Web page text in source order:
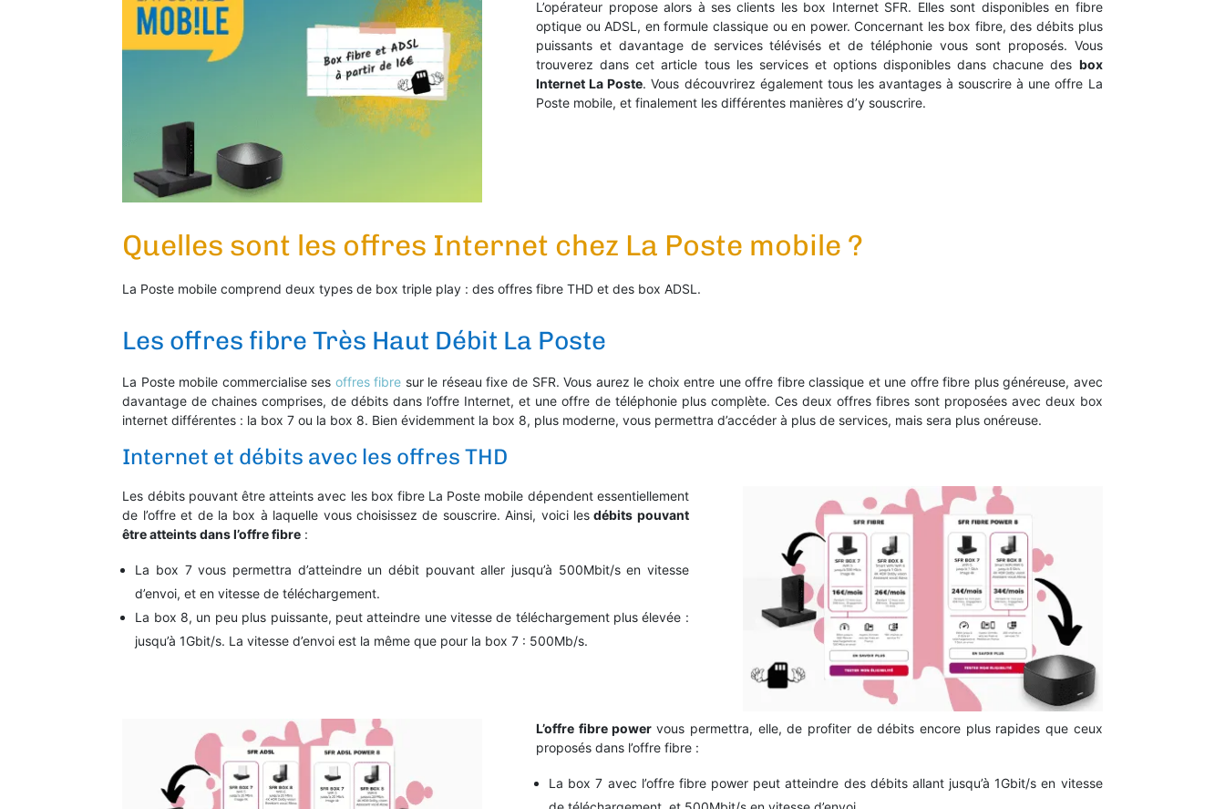
L’opérateur propose alors à ses clients les box Internet SFR. Elles sont disponibles en fibre
optique ou ADSL, en formule classique ou en power. Concernant les box fibre, des débits plus
puissants et davantage de services télévisés et de téléphonie vous sont proposés. Vous
trouverez dans cet article tous les services et options disponibles dans chacune des box
Internet La Poste. Vous découvrirez également tous les avantages à souscrire à une offre La
Poste mobile, et finalement les différentes manières d’y souscrire.
Quelles sont les offres Internet chez La Poste mobile ?
La Poste mobile comprend deux types de box triple play : des offres fibre THD et des box ADSL.
Les offres fibre Très Haut Débit La Poste
La Poste mobile commercialise ses offres fibre sur le réseau fixe de SFR. Vous aurez le choix entre une offre fibre classique et une offre fibre plus généreuse, avec
davantage de chaines comprises, de débits dans l’offre Internet, et une offre de téléphonie plus complète. Ces deux offres fibres sont proposées avec deux box
internet différentes : la box 7 ou la box 8. Bien évidemment la box 8, plus moderne, vous permettra d’accéder à plus de services, mais sera plus onéreuse.
Internet et débits avec les offres THD
Les débits pouvant être atteints avec les box fibre La Poste mobile dépendent essentiellement
de l’offre et de la box à laquelle vous choisissez de souscrire. Ainsi, voici les débits pouvant
être atteints dans l’offre fibre :
La box 7 vous permettra d’atteindre un débit pouvant aller jusqu’à 500Mbit/s en vitesse
d’envoi, et en vitesse de téléchargement.
La box 8, un peu plus puissante, peut atteindre une vitesse de téléchargement plus élevée :
jusqu’à 1Gbit/s. La vitesse d’envoi est la même que pour la box 7 : 500Mb/s.
L’offre fibre powervous permettra, elle, de profiter de débits encore plus rapides que ceux
proposés dans l’offre fibre :
La box 7 avec l’offre fibre power peut atteindre des débits allant jusqu’à 1Gbit/s en vitesse